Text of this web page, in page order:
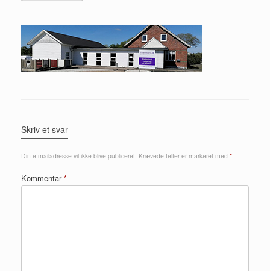
Skriv et svar
Din e-mailadresse vil ikke blive publiceret. Krævede felter er markeret med *
Kommentar*